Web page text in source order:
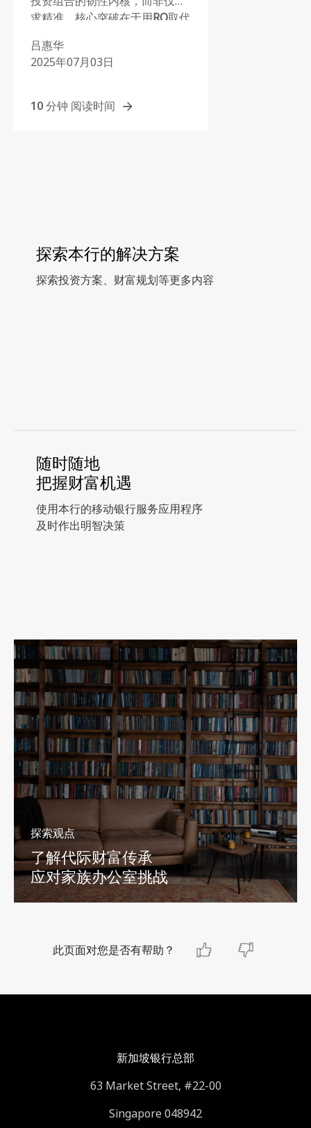
求精准。核心突破在于用RO取代
市场假设的不确定性，寻找在多
种合理未来情境下均能保持稳定
吕惠华
2025年07月03日
10 分钟 阅读时间
探索本行的解决方案
探索投资方案、财富规划等更多内容
随时随地
把握财富机遇
使用本行的移动银行服务应用程序
及时作出明智决策
探索观点
了解代际财富传承
应对家族办公室挑战
此页面对您是否有帮助？
新加坡银行总部
63 Market Street, #22-00
Singapore 048942